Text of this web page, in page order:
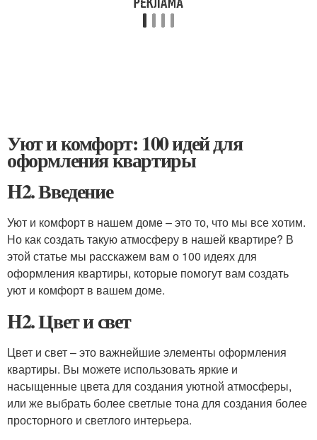
Уют и комфорт: 100 идей для
оформления квартиры
H2. Введение
Уют и комфорт в нашем доме – это то, что мы все хотим.
Но как создать такую атмосферу в нашей квартире? В
этой статье мы расскажем вам о 100 идеях для
оформления квартиры, которые помогут вам создать
уют и комфорт в вашем доме.
H2. Цвет и свет
Цвет и свет – это важнейшие элементы оформления
квартиры. Вы можете использовать яркие и
насыщенные цвета для создания уютной атмосферы,
или же выбрать более светлые тона для создания более
просторного и светлого интерьера.